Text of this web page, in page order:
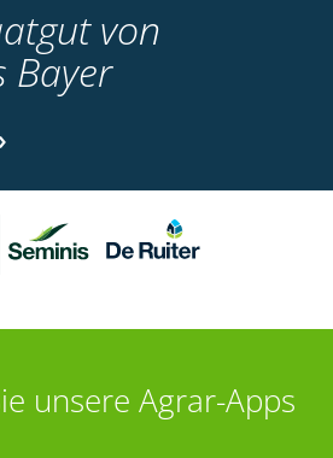
von
Bayer
unsere Agrar-Apps